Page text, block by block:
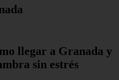
llegar a Granada y
sin estrés